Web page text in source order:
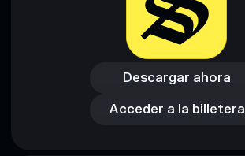
Descargar ahora
Descargar ahora
Acceder a la billetera
Acceder a la billetera